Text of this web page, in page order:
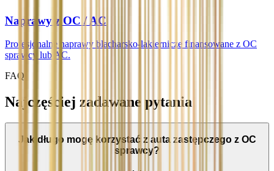
Naprawy z OC / AC
Profesjonalne naprawy blacharsko-lakiernicze finansowane z OC
sprawcy lub AC.
FAQ
Najczęściej zadawane pytania
Jak długo mogę korzystać z auta zastępczego z OC
sprawcy?